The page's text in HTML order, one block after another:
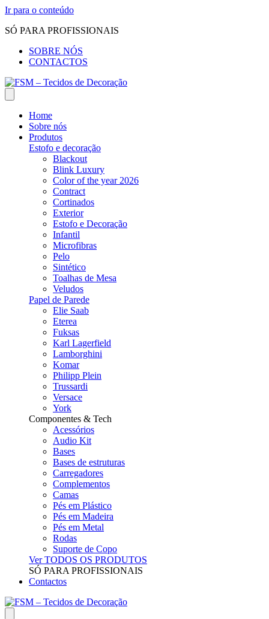
Ir para o conteúdo
SÓ PARA PROFISSIONAIS
SOBRE NÓS
CONTACTOS
Home
Sobre nós
Produtos
Estofo e decoração
Blackout
Blink Luxury
Color of the year 2026
Contract
Cortinados
Exterior
Estofo e Decoração
Infantil
Microfibras
Pelo
Sintético
Toalhas de Mesa
Veludos
Papel de Parede
Elie Saab
Eterea
Fuksas
Karl Lagerfield
Lamborghini
Komar
Philipp Plein
Trussardi
Versace
York
Componentes & Tech
Acessórios
Audio Kit
Bases
Bases de estruturas
Carregadores
Complementos
Camas
Pés em Plástico
Pés em Madeira
Pés em Metal
Rodas
Suporte de Copo
Ver TODOS OS PRODUTOS
SÓ PARA PROFISSIONAIS
Contactos